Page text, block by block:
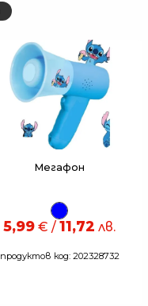
Мегафон
5,99 € / 11,72 лв.
продуктов код: 202328732